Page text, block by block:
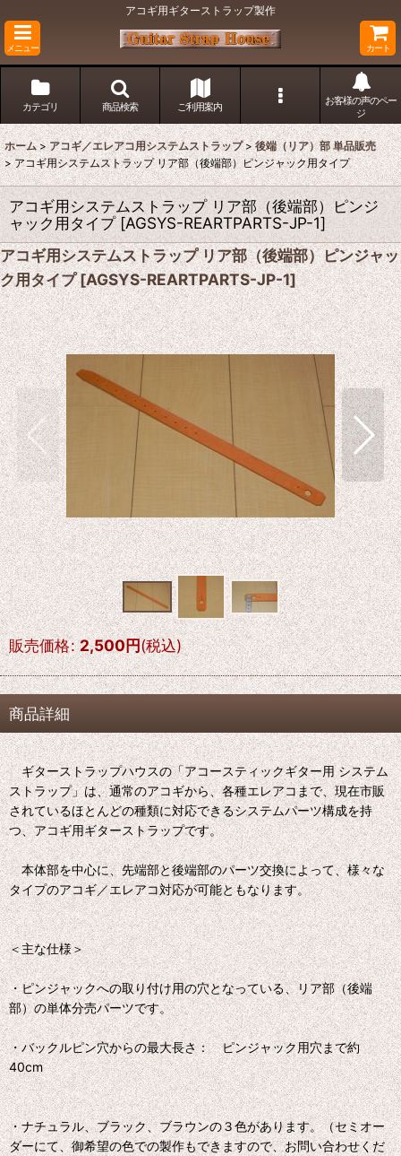
アコギ用ギターストラップ製作
メニュー カート
カテゴリ 商品検索 ご利用案内
お客様の声のペー
ジ
ホーム > アコギ／エレアコ用システムストラップ > 後端（リア）部 単品販売
> アコギ用システムストラップ リア部（後端部）ピンジャック用タイプ
アコギ用システムストラップ リア部（後端部）ピンジ
ャック用タイプ [AGSYS-REARTPARTS-JP-1]
アコギ用システムストラップ リア部（後端部）ピンジャッ
ク用タイプ [AGSYS-REARTPARTS-JP-1]
販売価格: 2,500円(税込)
商品詳細
ギターストラップハウスの「アコースティックギター用 システム
ストラップ」は、通常のアコギから、各種エレアコまで、現在市販
されているほとんどの種類に対応できるシステムパーツ構成を持
つ、アコギ用ギターストラップです。
本体部を中心に、先端部と後端部のパーツ交換によって、様々な
タイプのアコギ／エレアコ対応が可能ともなります。
＜主な仕様＞
・ピンジャックへの取り付け用の穴となっている、リア部（後端
部）の単体分売パーツです。
・バックルピン穴からの最大長さ： ピンジャック用穴まで約
40cm
・ナチュラル、ブラック、ブラウンの３色があります。（セミオー
ダーにて、御希望の色での製作もできますので、お問い合わせくだ